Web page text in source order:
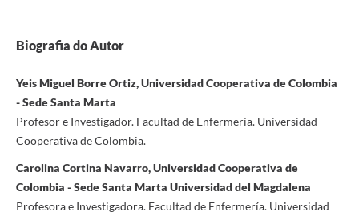
Biografia do Autor
Yeis Miguel Borre Ortiz, Universidad Cooperativa de Colombia
- Sede Santa Marta
Profesor e Investigador. Facultad de Enfermería. Universidad
Cooperativa de Colombia.
Carolina Cortina Navarro, Universidad Cooperativa de
Colombia - Sede Santa Marta Universidad del Magdalena
Profesora e Investigadora. Facultad de Enfermería. Universidad